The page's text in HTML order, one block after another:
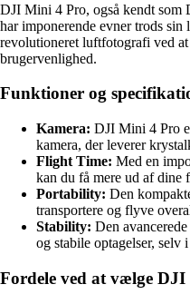
DJI Mini 4 Pro, også kendt som
har imponerende evner trods
revolutioneret luftfotografi ved
brugervenlighed.
Funktioner og
Kamera: DJI Mini 4 Pro
kamera, der leverer
Flight Time: Med en
kan du få mere ud af dine
Portability: Den
transportere og flyve
Stability: Den
og stabile optagelser, selv
Fordele ved at vælge